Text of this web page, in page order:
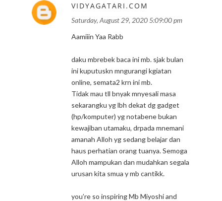
VIDYAGATARI.COM
Saturday, August 29, 2020 5:09:00 pm
Aamiiin Yaa Rabb
daku mbrebek baca ini mb. sjak bulan
ini kuputuskn mngurangi kgiatan
online, semata2 krn ini mb.
Tidak mau tll bnyak mnyesali masa
sekarangku yg lbh dekat dg gadget
(hp/komputer) yg notabene bukan
kewajiban utamaku, drpada mnemani
amanah Alloh yg sedang belajar dan
haus perhatian orang tuanya. Semoga
Alloh mampukan dan mudahkan segala
urusan kita smua y mb cantikk.
you’re so inspiring Mb Miyoshi and